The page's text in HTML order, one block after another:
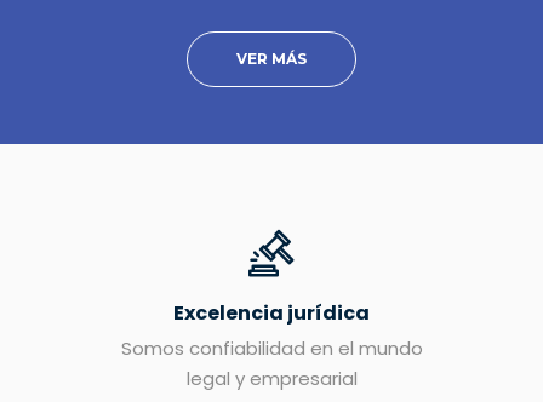
VER MÁS
Excelencia jurídica
Somos confiabilidad en el mundo
legal y empresarial